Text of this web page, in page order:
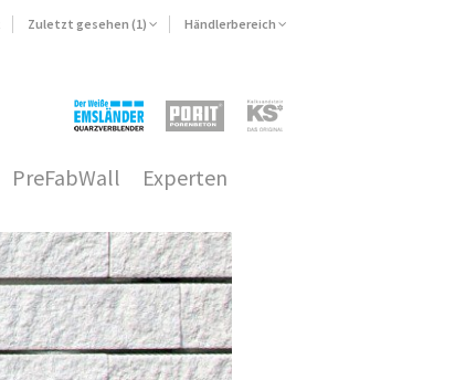
Zuletzt gesehen (1) Händlerbereich
PreFabWall Experten